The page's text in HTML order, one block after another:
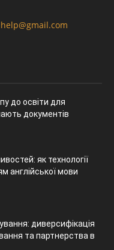
до освіти для
документів
як технології
англійської мови
диверсифікація
та партнерства в